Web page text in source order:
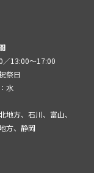
／13:00～17:00
祭日
水
地方、石川、富山、
方、静岡